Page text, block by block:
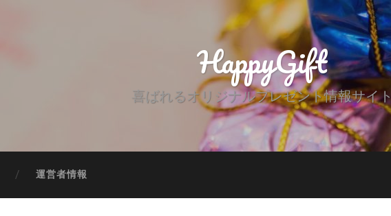
HappyGift
喜ばれるオリジナルプレゼント情報サイト
運営者情報